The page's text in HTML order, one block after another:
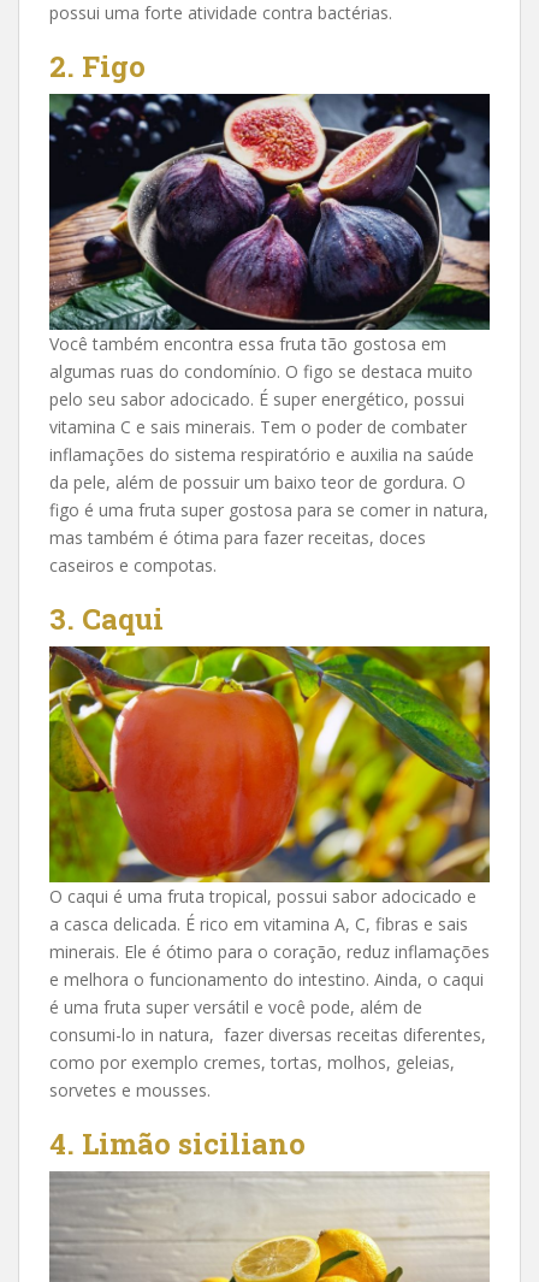
possui uma forte atividade contra bactérias.
2. Figo
Você também encontra essa fruta tão gostosa em
algumas ruas do condomínio. O figo se destaca muito
pelo seu sabor adocicado. É super energético, possui
vitamina C e sais minerais. Tem o poder de combater
inflamações do sistema respiratório e auxilia na saúde
da pele, além de possuir um baixo teor de gordura. O
figo é uma fruta super gostosa para se comer in natura,
mas também é ótima para fazer receitas, doces
caseiros e compotas.
3. Caqui
O caqui é uma fruta tropical, possui sabor adocicado e
a casca delicada. É rico em vitamina A, C, fibras e sais
minerais. Ele é ótimo para o coração, reduz inflamações
e melhora o funcionamento do intestino. Ainda, o caqui
é uma fruta super versátil e você pode, além de
consumi-lo in natura, fazer diversas receitas diferentes,
como por exemplo cremes, tortas, molhos, geleias,
sorvetes e mousses.
4. Limão siciliano